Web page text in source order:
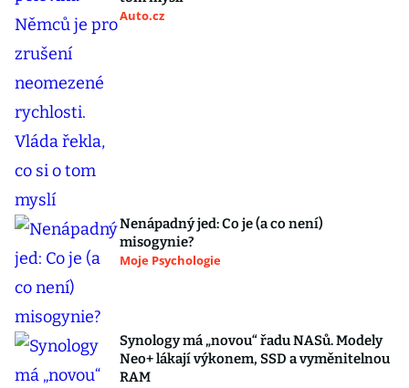
Auto.cz
Nenápadný jed: Co je (a co není)
misogynie?
Moje Psychologie
Synology má „novou“ řadu NASů. Modely
Neo+ lákají výkonem, SSD a vyměnitelnou
RAM